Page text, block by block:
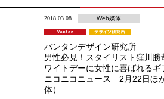
2018.03.08 Web媒体
バンタンデザイン研究所
男性必見！スタイリスト窪川
ワイトデーに女性に喜ばれるギ
ニコニコニュース 2月22日ほ
体）